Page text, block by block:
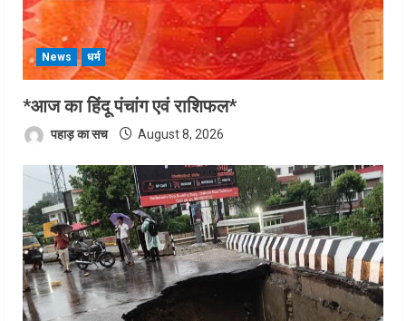
News धर्म
*आज का हिंदू पंचांग एवं राशिफल*
पहाड़ का सच August 8, 2026